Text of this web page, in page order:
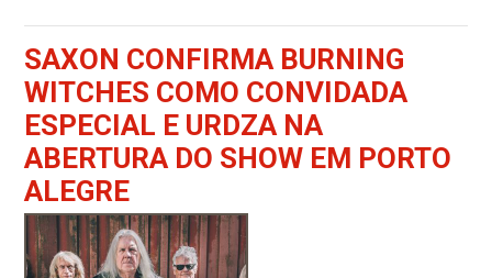
SAXON CONFIRMA BURNING
WITCHES COMO CONVIDADA
ESPECIAL E URDZA NA
ABERTURA DO SHOW EM PORTO
ALEGRE